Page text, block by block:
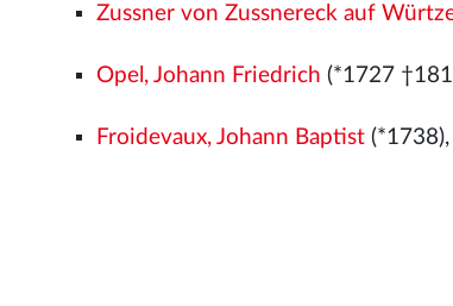
Zussner von Zussnereck auf
Opel, Johann Friedrich (*1727
Froidevaux, Johann Baptist (*1738),